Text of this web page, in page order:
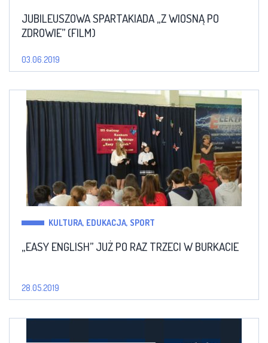
JUBILEUSZOWA SPARTAKIADA „Z WIOSNĄ PO
ZDROWIE” (FILM)
03.06.2019
KULTURA, EDUKACJA, SPORT
„EASY ENGLISH” JUŻ PO RAZ TRZECI W BURKACIE
28.05.2019